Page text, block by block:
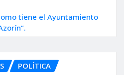
tiene el Ayuntamiento
POLÍTICA